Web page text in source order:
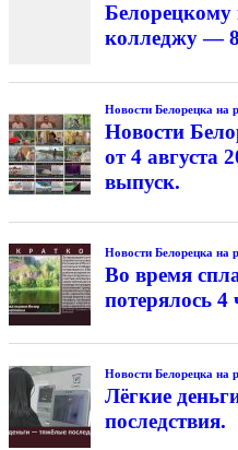
Белорецкому
колледжу —
Новости Белорецка на
Новости
от 4 августа
выпуск.
Новости Белорецка на
Во время
потерялось 4
Новости Белорецка на
Лёгкие
последствия.